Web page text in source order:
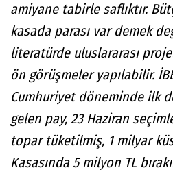
amiyane tabirle saflıktır.
kasada parası var demek
literatürde uluslararası
ön görüşmeler yapılabilir.
Cumhuriyet döneminde ilk
gelen pay, 23 Haziran
topar tüketilmiş, 1 milyar
Kasasında 5 milyon TL